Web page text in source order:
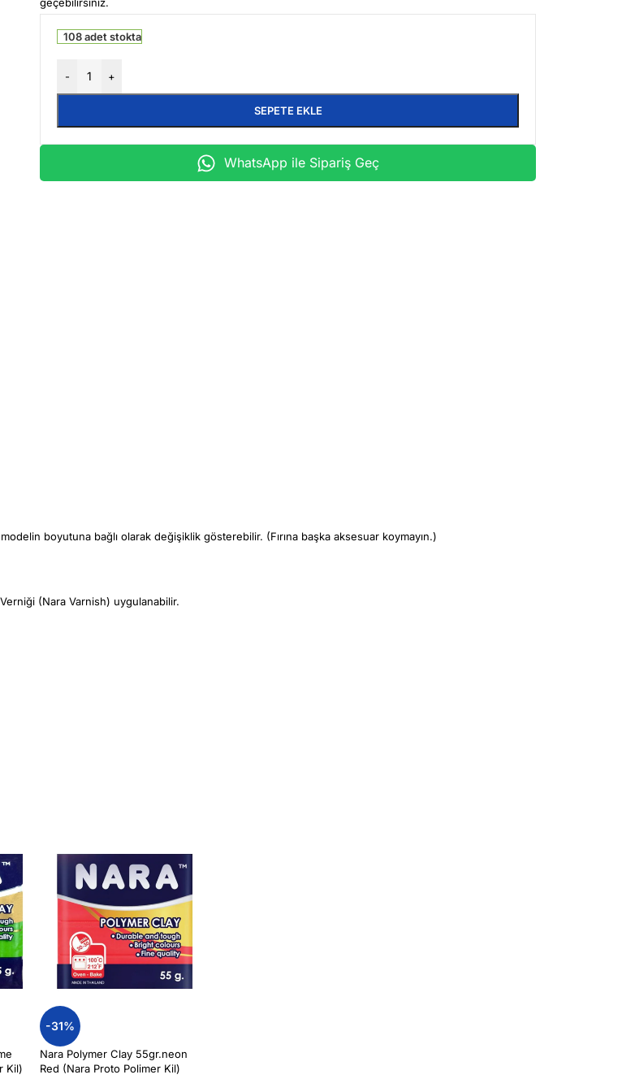
geçebilirsiniz.
108 adet stokta
- +
SEPETE EKLE
WhatsApp ile Sipariş Geç
boyutuna bağlı olarak değişiklik gösterebilir. (Fırına başka aksesuar koymayın.)
(Nara Varnish) uygulanabilir.
Kil)
-31%
Nara Polymer Clay 55gr.neon
Red (Nara Proto Polimer Kil)